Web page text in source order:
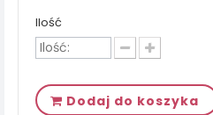
Ilość
Dodaj do koszyka